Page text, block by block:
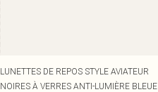
LUNETTES DE REPOS STYLE AVIATEUR
NOIRES À VERRES ANTI-LUMIÈRE BLEUE